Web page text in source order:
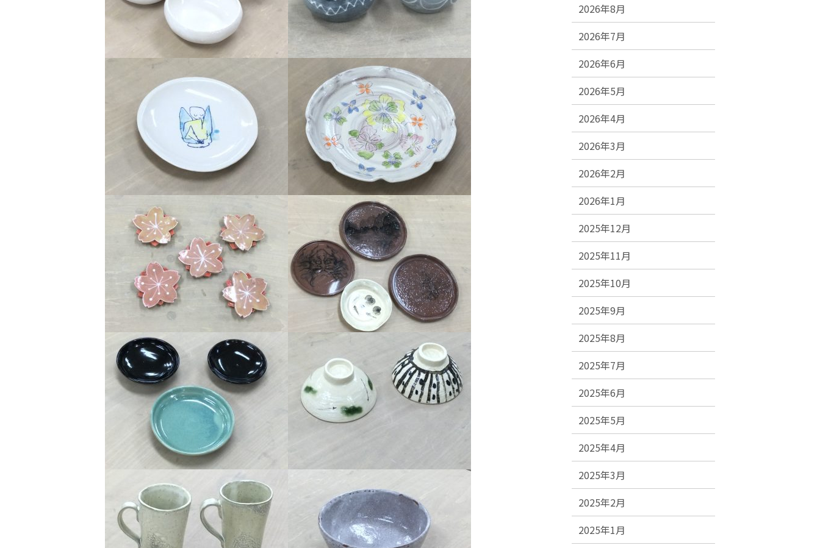
2026年8月
2026年7月
2026年6月
2026年5月
2026年4月
2026年3月
2026年2月
2026年1月
2025年12月
2025年11月
2025年10月
2025年9月
2025年8月
2025年7月
2025年6月
2025年5月
2025年4月
2025年3月
2025年2月
2025年1月